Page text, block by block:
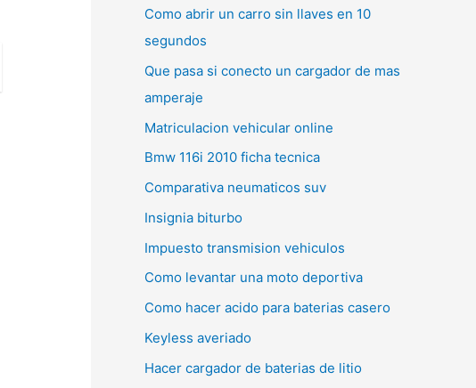
Como abrir un carro sin llaves en 10
segundos
Que pasa si conecto un cargador de mas
amperaje
Matriculacion vehicular online
Bmw 116i 2010 ficha tecnica
Comparativa neumaticos suv
Insignia biturbo
Impuesto transmision vehiculos
Como levantar una moto deportiva
Como hacer acido para baterias casero
Keyless averiado
Hacer cargador de baterias de litio